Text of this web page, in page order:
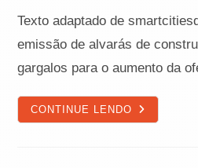
Texto adaptado de
emissão de alvarás de
gargalos para o aumento da
CONTINUE LENDO
DE